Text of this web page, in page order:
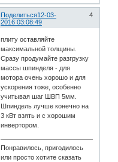
Поделиться 4
12-03-
2016 03:08:49
плиту оставляйте
максимальной толщины.
Сразу продумайте разгрузку
массы шпинделя - для
мотора очень хорошо и для
ускорения тоже, особенно
учитывая шаг ШВП 5мм.
Шпиндель лучше конечно на
3 кВт взять и с хорошим
инвертором.
Понравилось, пригодилось
или просто хотите сказать